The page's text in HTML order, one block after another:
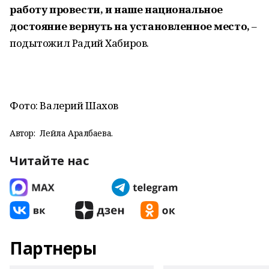
работу провести, и наше национальное
достояние вернуть на установленное место,–
подытожил Радий Хабиров.
Фото: Валерий Шахов
Автор: Лейла Аралбаева.
Читайте нас
Партнеры